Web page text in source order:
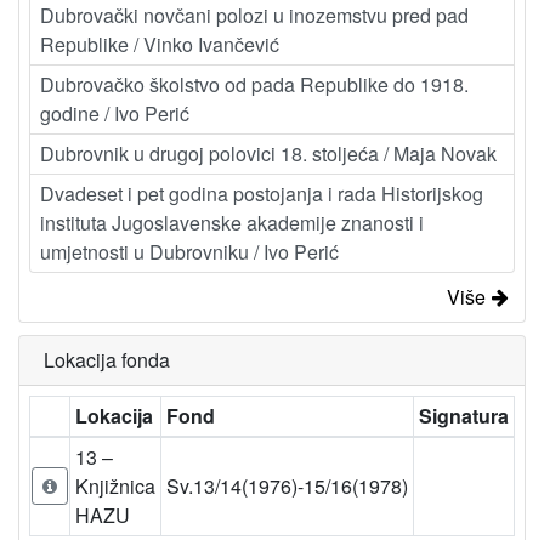
Dubrovački novčani polozi u inozemstvu pred pad
Republike / Vinko Ivančević
Dubrovačko školstvo od pada Republike do 1918.
godine / Ivo Perić
Dubrovnik u drugoj polovici 18. stoljeća / Maja Novak
Dvadeset i pet godina postojanja i rada Historijskog
instituta Jugoslavenske akademije znanosti i
umjetnosti u Dubrovniku / Ivo Perić
Više
Lokacija fonda
Lokacija Fond
Signatura
13 –
Knjižnica
HAZU
Sv.13/14(1976)-15/16(1978)